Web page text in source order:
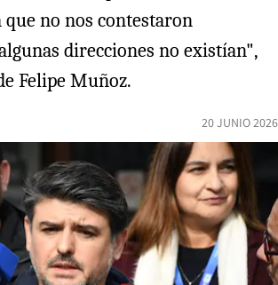
no nos contestaron
direcciones no existían",
Felipe Muñoz.
20 JUNIO 2026